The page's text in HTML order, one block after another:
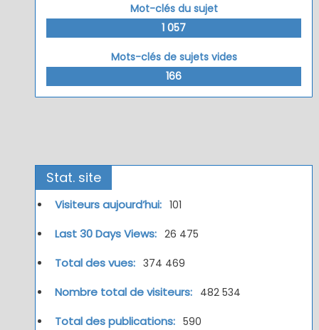
Mot-clés du sujet
1 057
Mots-clés de sujets vides
166
Stat. site
Visiteurs aujourd’hui: 101
Last 30 Days Views: 26 475
Total des vues: 374 469
Nombre total de visiteurs: 482 534
Total des publications: 590